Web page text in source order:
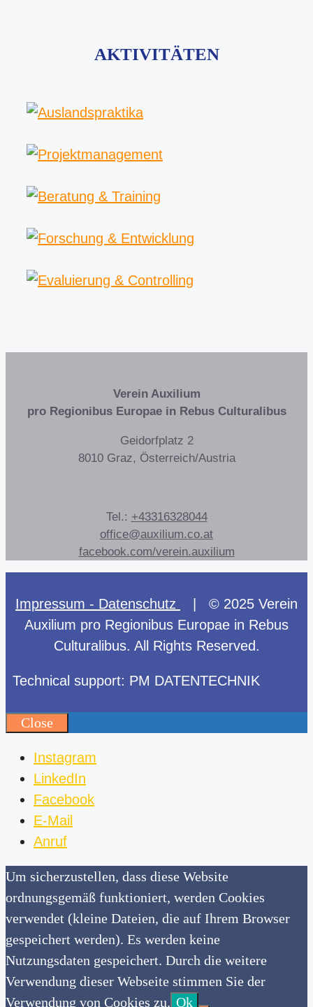
AKTIVITÄTEN
Verein Auxilium
pro Regionibus Europae in Rebus Culturalibus
Geidorfplatz 2
8010 Graz, Österreich/Austria
Tel.: +43316328044
office@auxilium.co.at
facebook.com/verein.auxilium
Impressum - Datenschutz
| © 2025 Verein
Auxilium pro Regionibus Europae in Rebus
Culturalibus. All Rights Reserved.
Technical support: PM DATENTECHNIK
Close
Instagram
LinkedIn
Facebook
E-Mail
Anruf
Um sicherzustellen, dass diese Website
ordnungsgemäß funktioniert, werden Cookies
verwendet (kleine Dateien, die auf Ihrem Browser
gespeichert werden). Es werden keine
Nutzungsdaten gespeichert. Durch die weitere
Verwendung dieser Webseite stimmen Sie der
Verwendung von Cookies zu. Ok